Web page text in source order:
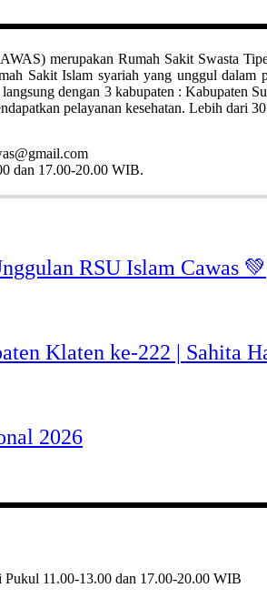
merupakan Rumah Sakit Swasta
Sakit Islam syariah yang unggul
langsung dengan 3 kabupaten :
pelayanan kesehatan. Lebih dari
dan 17.00-20.00 WIB.
RSU Islam Cawas 💚
Klaten ke-222 | Sahita
2026
Pukul 11.00-13.00 dan 17.00-20.00 WIB